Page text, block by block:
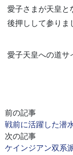
愛子さまが天皇と
後押しして参りま
愛子天皇への道サ
前の記事
戦前に活躍した潜
次の記事
ケインジアン双系